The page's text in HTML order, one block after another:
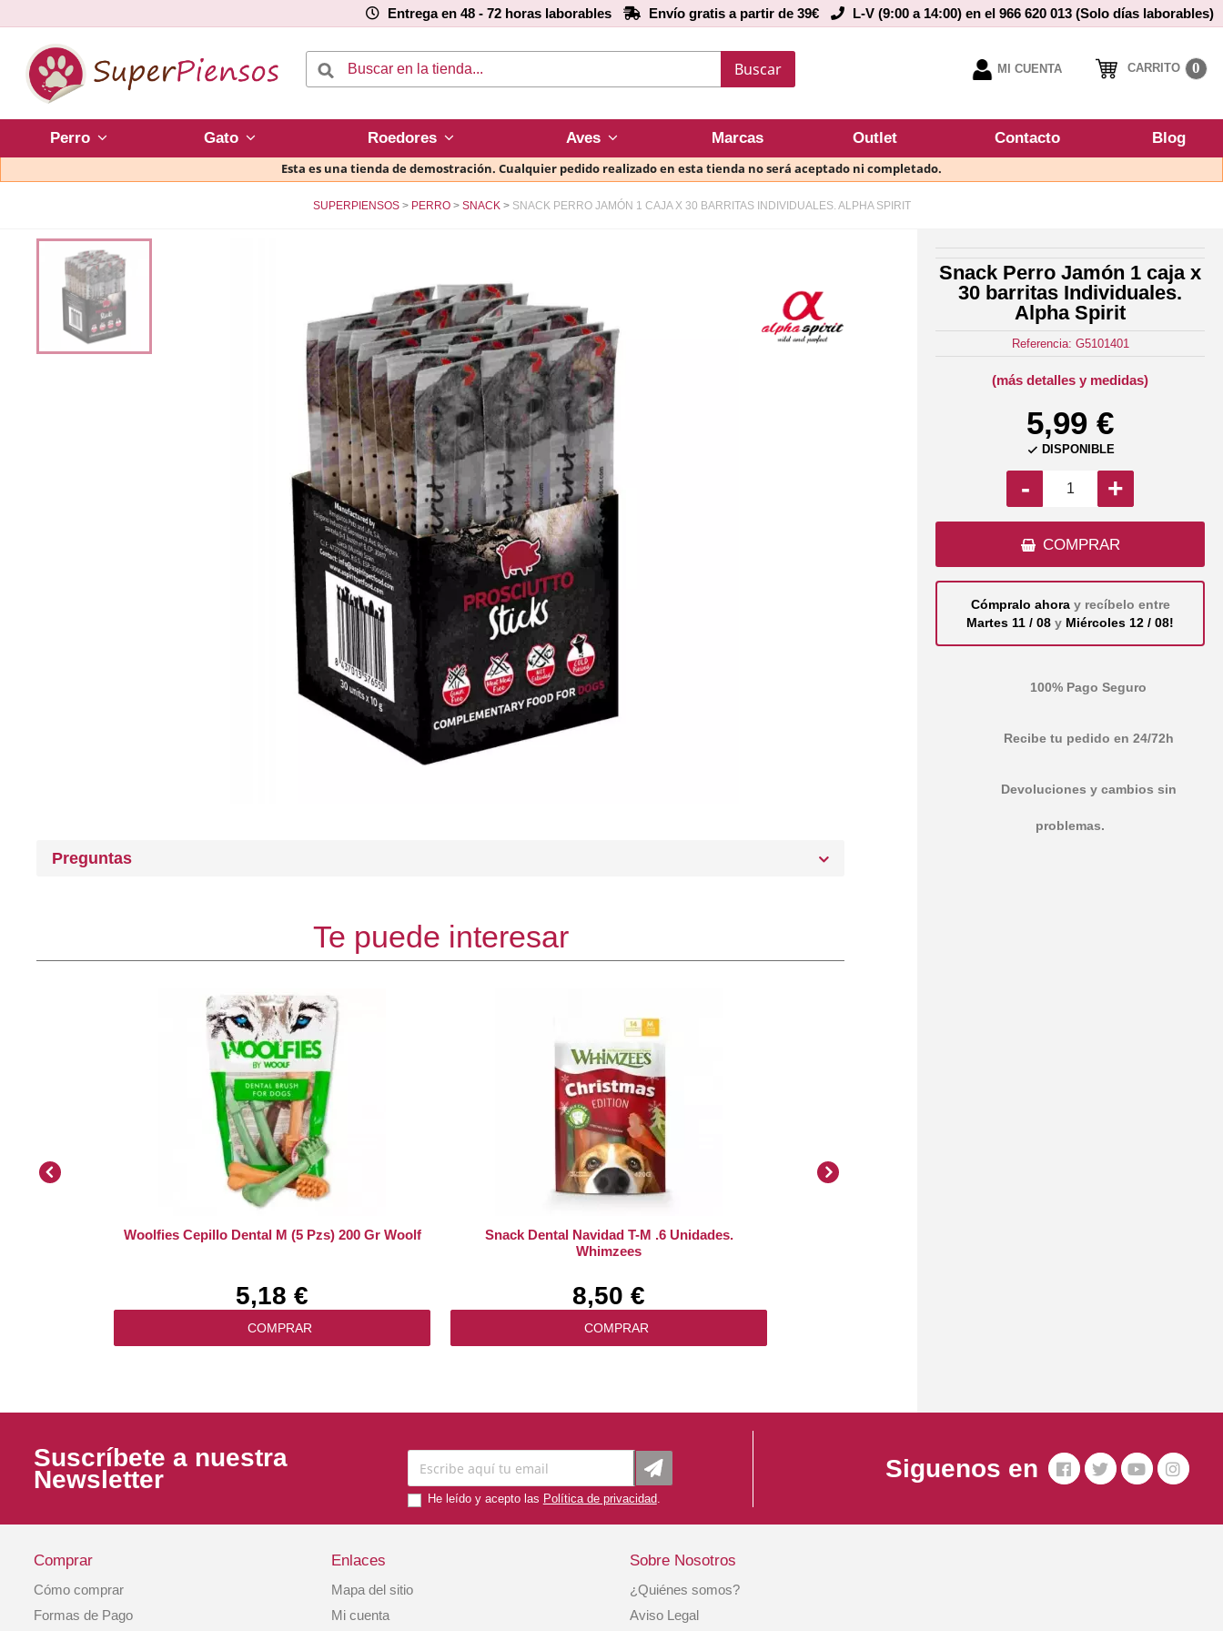
Entrega en 48 - 72 horas laborables Envío gratis a partir de 39€ L-V (9:00 a 14:00) en el 966 620 013 (Solo días laborables)
Buscar MI CUENTA CARRITO 0
Perro Gato Roedores Aves Marcas Outlet Contacto Blog
Esta es una tienda de demostración. Cualquier pedido realizado en esta tienda no será aceptado ni completado.
SUPERPIENSOS PERRO SNACK SNACK PERRO JAMÓN 1 CAJA X 30 BARRITAS INDIVIDUALES. ALPHA SPIRIT
Snack Perro Jamón 1 caja x
30 barritas Individuales.
Alpha Spirit
Referencia: G5101401
(más detalles y medidas)
5,99 €
 DISPONIBLE
- +
COMPRAR
Cómpralo ahora y recíbelo entre
Martes 11 / 08 y Miércoles 12 / 08!
100% Pago Seguro
Recibe tu pedido en 24/72h
Devoluciones y cambios sin
problemas.
Preguntas
Te puede interesar
Woolfies Cepillo Dental M (5 Pzs) 200 Gr Woolf
5,18 €
COMPRAR
Snack Dental Navidad T-M .6 Unidades.
Whimzees
8,50 €
COMPRAR
Snack Perro Dados De Cordero 100gr Woolf
Snack Perro Dental Sticks Mediano Y Grande
Beaphar
Suscríbete a nuestra
Newsletter
He leído y acepto las Política de privacidad.
Siguenos en
Comprar
Cómo comprar
Formas de Pago
Enlaces
Mapa del sitio
Mi cuenta
Sobre Nosotros
¿Quiénes somos?
Aviso Legal